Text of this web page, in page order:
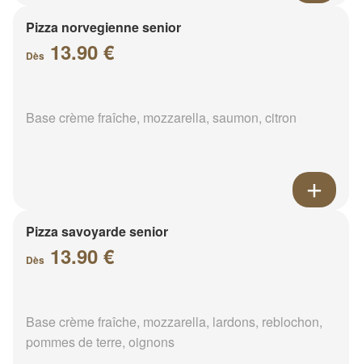
Pizza norvegienne senior
Dès 13.90 €
Base crème fraîche, mozzarella, saumon, citron
Pizza savoyarde senior
Dès 13.90 €
Base crème fraîche, mozzarella, lardons, reblochon,
pommes de terre, oignons